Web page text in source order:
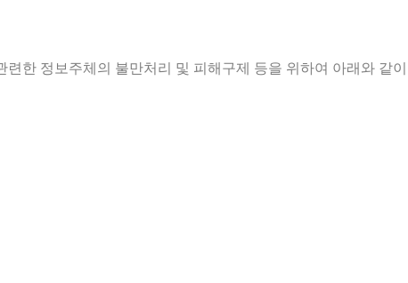
한 정보주체의 불만처리 및 피해구제 등을 위하여 아래와 같